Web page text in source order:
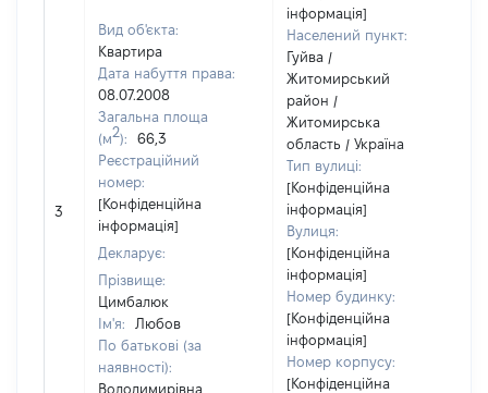
3
Вид об'єкта:
Квартира
Дата набуття права:
08.07.2008
Загальна площа
(м2):
66,3
Реєстраційний
номер:
[Конфіденційна
інформація]
Декларує:
Прізвище:
Цимбалюк
Ім'я:
Любов
По батькові (за
наявності):
Володимирівна
інформація]
Населений пункт:
Гуйва /
Житомирський
район /
Житомирська
область / Україна
Тип вулиці:
[Конфіденційна
інформація]
Вулиця:
[Конфіденційна
інформація]
Номер будинку:
[Конфіденційна
інформація]
Номер корпусу:
[Конфіденційна